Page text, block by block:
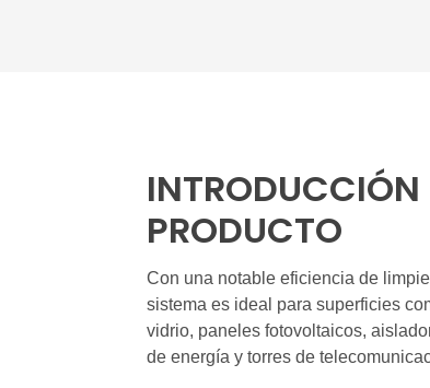
INTRODUCCIÓN
PRODUCTO
Con una notable eficiencia de
sistema es ideal para superficies
vidrio, paneles fotovoltaicos,
de energía y torres de